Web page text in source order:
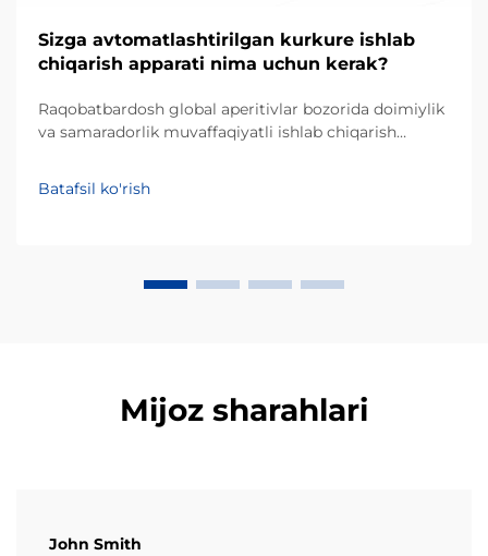
Sizga avtomatlashtirilgan kurkure ishlab
chiqarish apparati nima uchun kerak?
Raqobatbardosh global aperitivlar bozorida doimiylik
va samaradorlik muvaffaqiyatli ishlab chiqarish
xos noaniq shakli va qattiq matosi bilan mashhur
ekstruziya qilingan kukunli aperitiv turidir, uning
Batafsil ko'rish
Mijoz sharahlari
John Smith